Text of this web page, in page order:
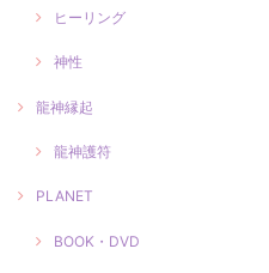
ヒーリング
神性
龍神縁起
龍神護符
PLANET
BOOK・DVD